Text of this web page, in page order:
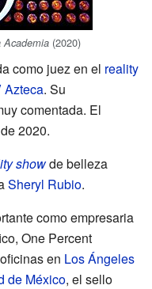
Academia (2020)
como juez en el reality
Azteca. Su
comentada. El
2020.
showde belleza
Sheryl Rubio.
como empresaria
One Percent
en Los Ángeles
de México, el sello